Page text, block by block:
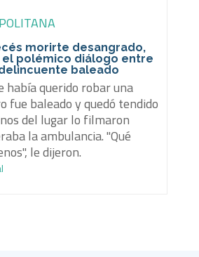
morirte desangrado,
el polémico diálogo entre
baleado
había querido robar una
fue baleado y quedó tendido
del lugar lo filmaron
la ambulancia. "Qué
le dijeron.